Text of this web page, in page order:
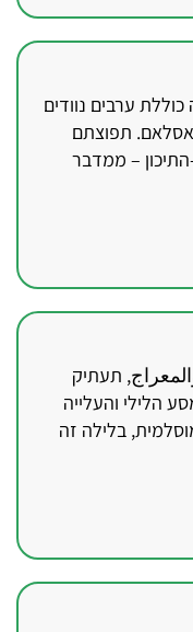
ערבים נוודים
תפוצתם
– ממדבר
תעתיק
הלילי והעלייה
בלילה זה